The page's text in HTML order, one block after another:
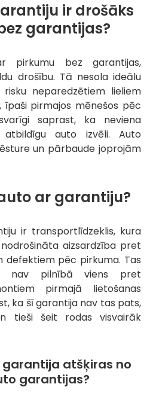
ir drošāks
garantijas?
pirkumu bez garantijas,
drošību. Tā nesola ideālu
neparedzētiem lieliem
īpaši pirmajos mēnešos pēc
saprast, ka neviena
atbildīgu auto izvēli. Auto
un pārbaude joprojām
ar garantiju?
ir transportlīdzeklis, kura
aizsardzība pret
defektiem pēc pirkuma. Tas
nav pilnībā viens pret
pirmajā lietošanas
ka šī garantija nav tas pats,
tieši šeit rodas visvairāk
atšķiras no
garantijas?